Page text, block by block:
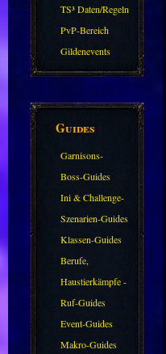
Sparkasse/Goldleihen
TS³ Daten/Regeln
PvP-Bereich
Gildenevents
Guides
Garnisons-
Guides
Boss-Guides
Ini & Challenge-
Guides
Szenarien-Guides
Klassen-Guides
Berufe,
Farmkarten und
Haustiere
Haustierkämpfe -
Guide
Ruf-Guides
Event-Guides
Makro-Guides